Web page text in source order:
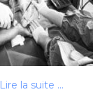
Lire la suite ...